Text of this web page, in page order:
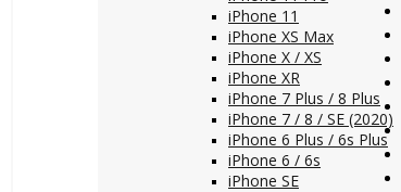
iPhone 11
iPhone XS Max
iPhone X / XS
iPhone XR
iPhone 7 Plus / 8 Plus
iPhone 7 / 8 / SE (2020)
iPhone 6 Plus / 6s Plus
iPhone 6 / 6s
iPhone SE